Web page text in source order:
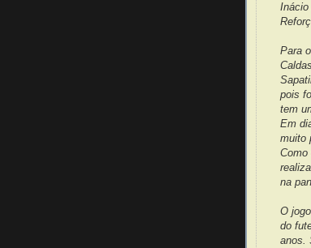
Inácio
Para
pois
tem
Em
muito
Como
na
O
do
anos.